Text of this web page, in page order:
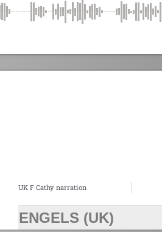
UK F Cathy narration
ENGELS (UK)